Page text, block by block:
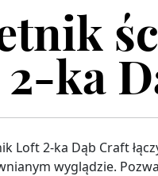
ka
Loft 2-ka Dąb Craft
wyglądzie.